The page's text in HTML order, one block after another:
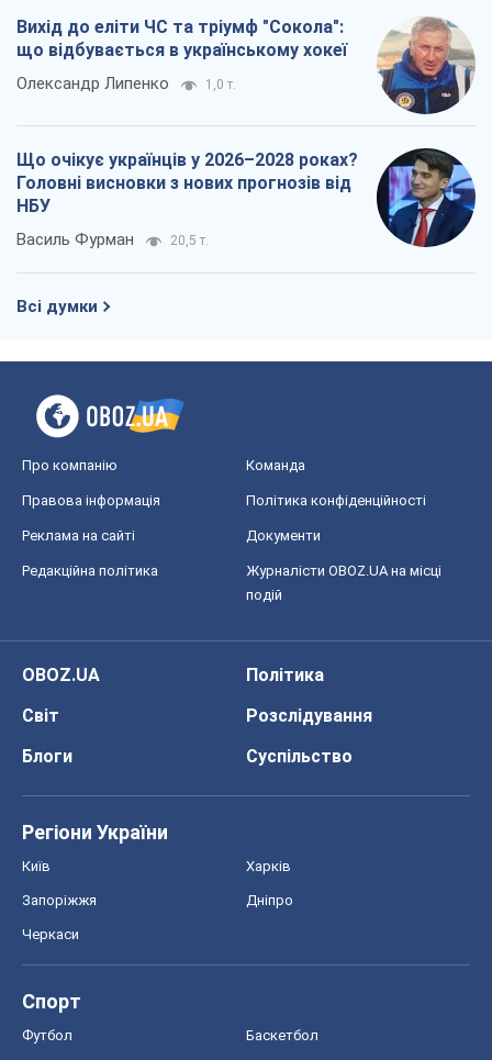
Вихід до еліти ЧС та тріумф "Сокола":
що відбувається в українському хокеї
Олександр Липенко 1,0 т.
Що очікує українців у 2026–2028 роках?
Головні висновки з нових прогнозів від
НБУ
Василь Фурман 20,5 т.
Всі думки
Про компанію Команда
Правова інформація Політика конфіденційності
Реклама на сайті Документи
Редакційна політика
Журналісти OBOZ.UA на місці
подій
OBOZ.UA
Політика
Світ
Розслідування
Блоги
Суспільство
Регіони України
Київ Харків
Запоріжжя Дніпро
Черкаси
Спорт
Футбол Баскетбол